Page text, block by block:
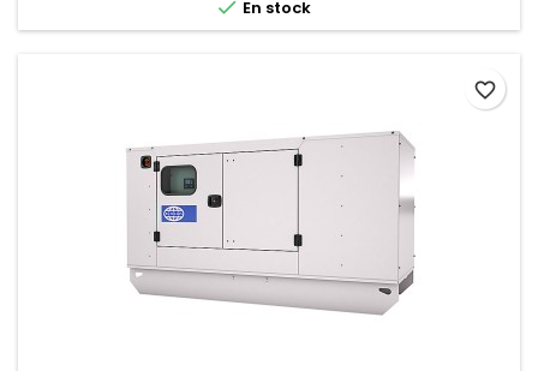
 En stock
favorite_border